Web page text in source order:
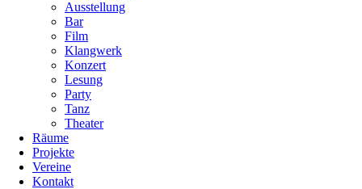
Ausstellung
Bar
Film
Klangwerk
Konzert
Lesung
Party
Tanz
Theater
Räume
Projekte
Vereine
Kontakt